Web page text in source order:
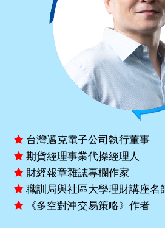
台灣邁克電子公司執行董事
期貨經理事業代操經理人
財經報章雜誌專欄作家
職訓局與社區大學理財講座名
《多空對沖交易策略》作者